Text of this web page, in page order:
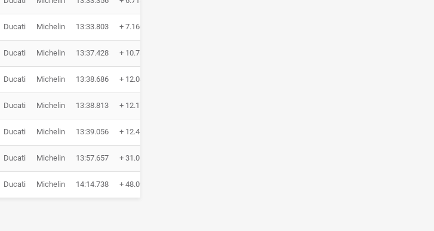
Ducati Michelin 13:33.803 + 7.160
Ducati Michelin 13:37.428 + 10.785
Ducati Michelin 13:38.686 + 12.043
Ducati Michelin 13:38.813 + 12.170
Ducati Michelin 13:39.056 + 12.413
Ducati Michelin 13:57.657 + 31.014
Ducati Michelin 14:14.738 + 48.095